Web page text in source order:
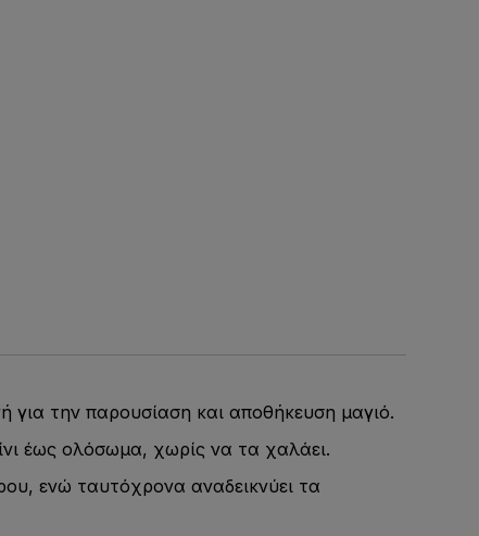
για την παρουσίαση και αποθήκευση μαγιό.
έως ολόσωμα, χωρίς να τα χαλάει.
ενώ ταυτόχρονα αναδεικνύει τα